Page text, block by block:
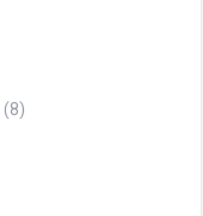
(8)